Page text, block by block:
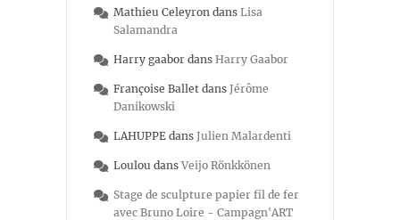
Mathieu Celeyron dans Lisa
Salamandra
Harry gaabor dans Harry Gaabor
Françoise Ballet dans Jérôme
Danikowski
LAHUPPE dans Julien Malardenti
Loulou dans Veijo Rönkkönen
Stage de sculpture papier fil de fer
avec Bruno Loire - Campagn'ART